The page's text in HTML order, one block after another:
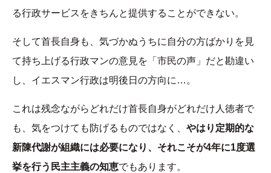
る行政サービスをきちんと提供することができない。
そして首長自身も、気づかぬうちに自分の方ばかりを見
て持ち上げる行政マンの意見を「市民の声」だと勘違い
し、イエスマン行政は明後日の方向に…。
これは残念ながらどれだけ首長自身がどれだけ人徳者で
も、気をつけても防げるものではなく、 やはり定期的な
新陳代謝が組織には必要になり、それこそが4年に1度選
挙を行う民主主義の知恵でもあります。